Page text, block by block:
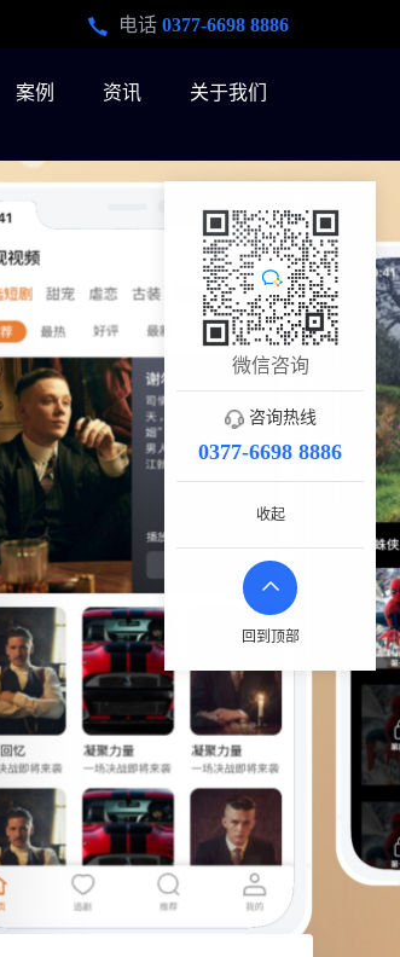
电话 0377-6698 8886
案例 资讯 关于我们
微信咨询
咨询热线
0377-6698 8886
收起
回到顶部